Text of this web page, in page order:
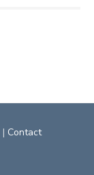
| Contact